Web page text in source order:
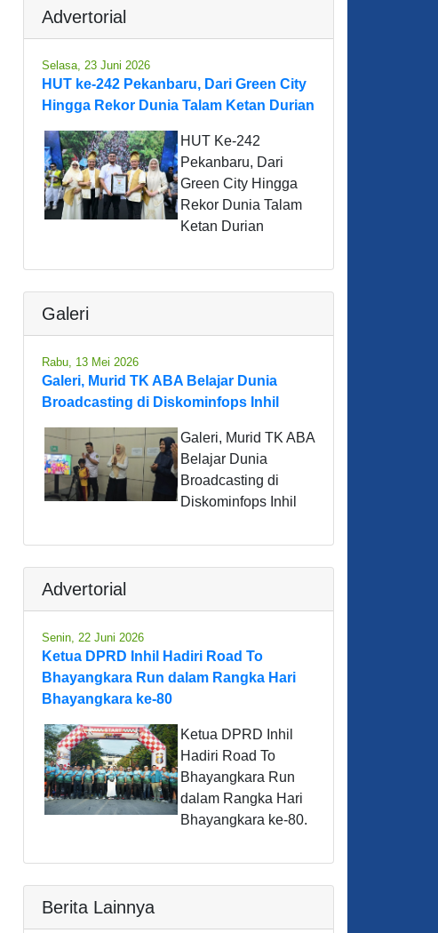
Advertorial
Selasa, 23 Juni 2026
HUT ke-242 Pekanbaru, Dari Green City
Hingga Rekor Dunia Talam Ketan Durian
HUT Ke-242
Pekanbaru, Dari
Green City Hingga
Rekor Dunia Talam
Ketan Durian
Galeri
Rabu, 13 Mei 2026
Galeri, Murid TK ABA Belajar Dunia
Broadcasting di Diskominfops Inhil
Galeri, Murid TK ABA
Belajar Dunia
Broadcasting di
Diskominfops Inhil
Advertorial
Senin, 22 Juni 2026
Ketua DPRD Inhil Hadiri Road To
Bhayangkara Run dalam Rangka Hari
Bhayangkara ke-80
Ketua DPRD Inhil
Hadiri Road To
Bhayangkara Run
dalam Rangka Hari
Bhayangkara ke-80.
Berita Lainnya